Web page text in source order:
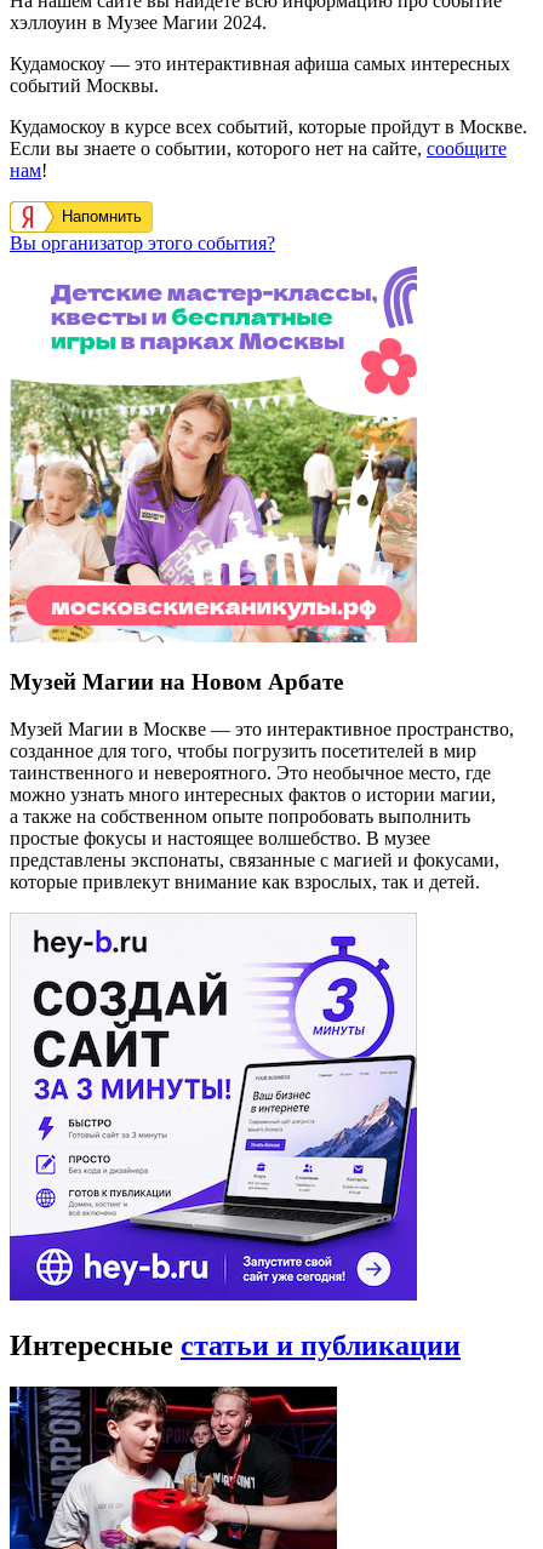
хэллоуин в Музее Магии 2024.
Кудамоскоу — это интерактивная афиша самых интересных
событий Москвы.
Кудамоскоу в курсе всех событий, которые пройдут в Москве.
Если вы знаете о событии, которого нет на сайте, сообщите
нам!
Напомнить
Вы организатор этого события?
Музей Магии на Новом Арбате
Музей Магии в Москве — это интерактивное пространство,
созданное для того, чтобы погрузить посетителей в мир
таинственного и невероятного. Это необычное место, где
можно узнать много интересных фактов о истории магии,
а также на собственном опыте попробовать выполнить
простые фокусы и настоящее волшебство. В музее
представлены экспонаты, связанные с магией и фокусами,
которые привлекут внимание как взрослых, так и детей.
Интересные статьи и публикации